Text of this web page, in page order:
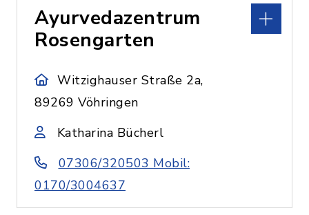
Ayurvedazentrum
Rosengarten
Witzighauser Straße 2a,
89269 Vöhringen
Katharina Bücherl
07306/320503 Mobil:
0170/3004637